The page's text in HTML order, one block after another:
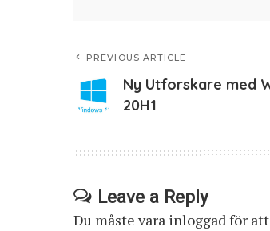
PREVIOUS ARTICLE
Ny Utforskare med
20H1
Leave a Reply
Du måste vara inloggadför